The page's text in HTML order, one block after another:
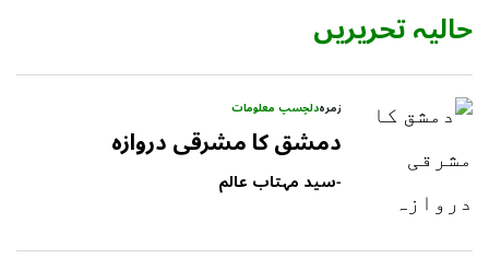
حالیہ تحریریں
زمرہدلچسپ معلومات
دمشق کا مشرقی دروازہ
-سید مہتاب عالم